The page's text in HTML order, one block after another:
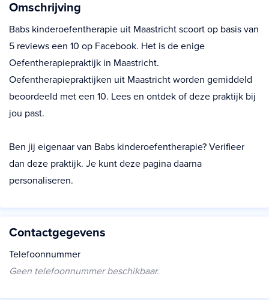
Omschrijving
Babs kinderoefentherapie uit Maastricht scoort op basis van
5 reviews een 10 op Facebook. Het is de enige
Oefentherapiepraktijk in Maastricht.
Oefentherapiepraktijken uit Maastricht worden gemiddeld
beoordeeld met een 10. Lees en ontdek of deze praktijk bij
jou past.
Ben jij eigenaar van Babs kinderoefentherapie? Verifieer
dan deze praktijk. Je kunt deze pagina daarna
personaliseren.
Contactgegevens
Telefoonnummer
Geen telefoonnummer beschikbaar.